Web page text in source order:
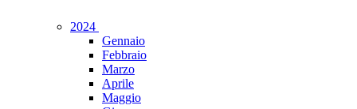
2024
Gennaio
Febbraio
Marzo
Aprile
Maggio